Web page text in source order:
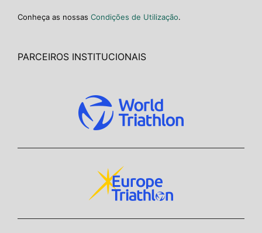
Conheça as nossas Condições de Utilização.
PARCEIROS INSTITUCIONAIS